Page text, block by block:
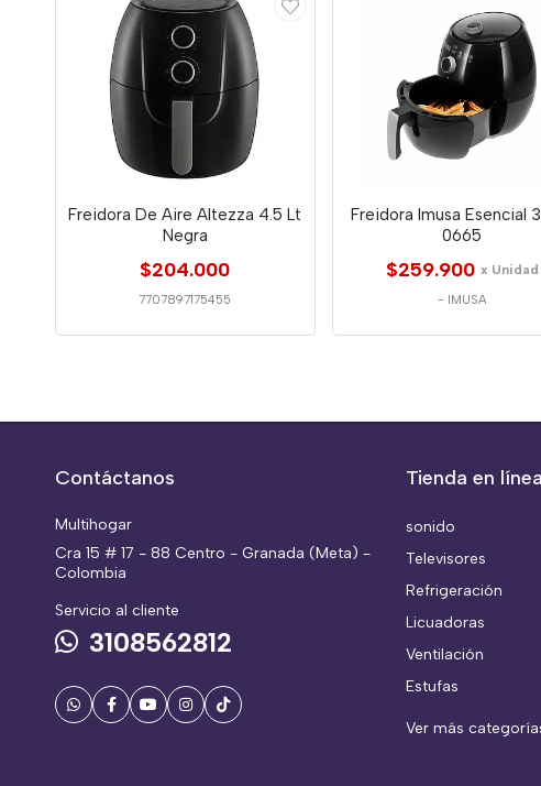
Freidora De Aire Altezza 4.5 Lt
Negra
$204.000
7707897175455
Freidora Imusa Esencial
0665
$259.900 x Unidad
- IMUSA
Contáctanos
Multihogar
Cra 15 # 17 - 88 Centro - Granada (Meta) -
Colombia
Servicio al cliente
3108562812
Tienda en línea
sonido
Televisores
Refrigeración
Licuadoras
Ventilación
Estufas
Ver más